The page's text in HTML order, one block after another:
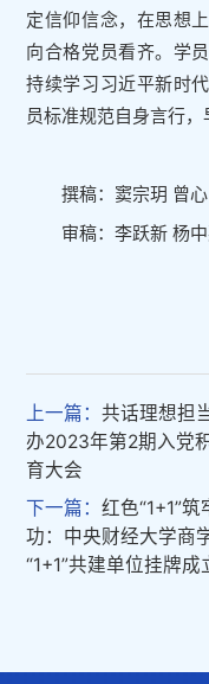
定信仰信念，在思想
向合格党员看齐。学
持续学习习近平新时
员标准规范自身言行，
撰稿：窦宗玥 曾心
审稿：李跃新 杨
上一篇：共话理想担
办2023年第2期入党
育大会
下一篇：红色“1+1”
功：中央财经大学商
“1+1”共建单位挂牌成